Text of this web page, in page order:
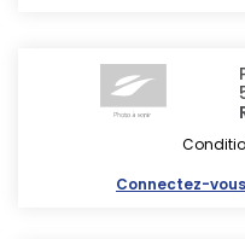
Connectez-vous